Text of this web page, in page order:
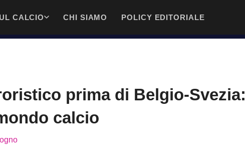
CALCIO CHI SIAMO POLICY EDITORIALE
prima di Belgio-Svezia:
calcio